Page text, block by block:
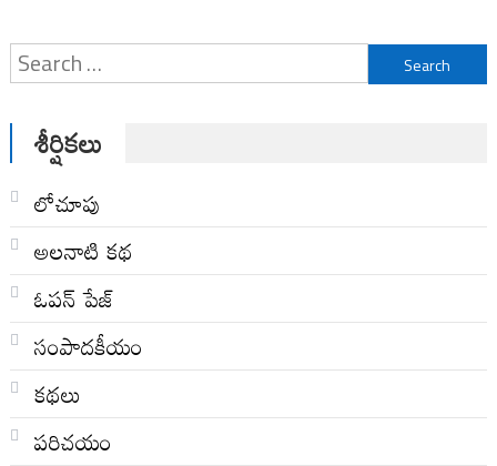
Search
for:
శీర్షికలు
లోచూపు
అల‌నాటి క‌థ‌
ఓపన్ పేజ్
సంపాదకీయం
కథలు
పరిచయం